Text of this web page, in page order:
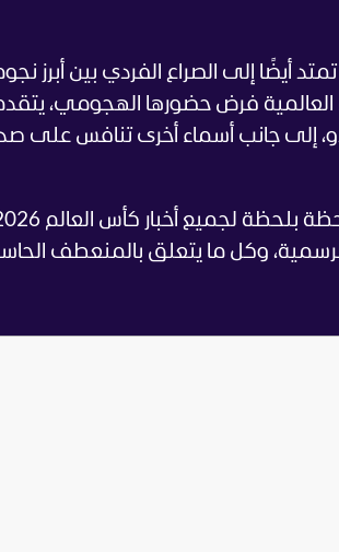
أيضًا إلى الصراع الفردي بين أبرز
العالمية فرض حضورها الهجومي،
إلى جانب أسماء أخرى تنافس على
الرسمية، وكل ما يتعلق بالمنعطف